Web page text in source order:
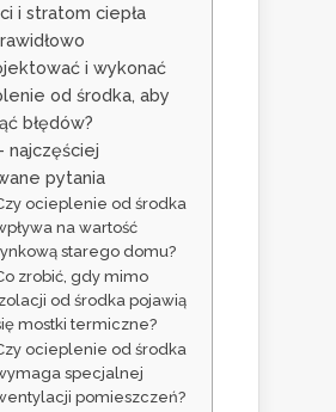
i stratom ciepła
i wykonać
od środka, aby
błędów?
najczęściej
pytania
ocieplenie od środka
na wartość
starego domu?
zrobić, gdy mimo
od środka pojawią
mostki termiczne?
ocieplenie od środka
specjalnej
pomieszczeń?